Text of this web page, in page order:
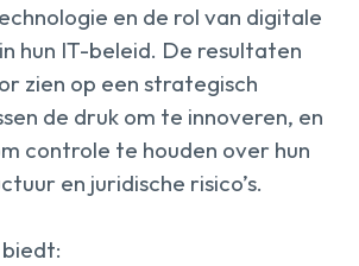
en de rol van digitale
hun IT-beleid. De resultaten
zien op een strategisch
de druk om te innoveren, en
controle te houden over hun
en juridische risico’s.